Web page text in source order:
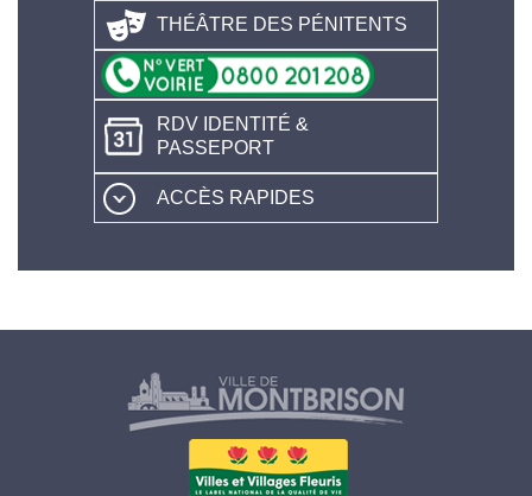
THÉÂTRE DES PÉNITENTS
RDV IDENTITÉ &
PASSEPORT
ACCÈS RAPIDES